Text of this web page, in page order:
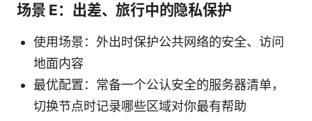
场景 E：出差、旅行中的隐私保护
使用场景：外出时保护公共网络的安全、访问
地面内容
最优配置：常备一个公认安全的服务器清单，
切换节点时记录哪些区域对你最有帮助